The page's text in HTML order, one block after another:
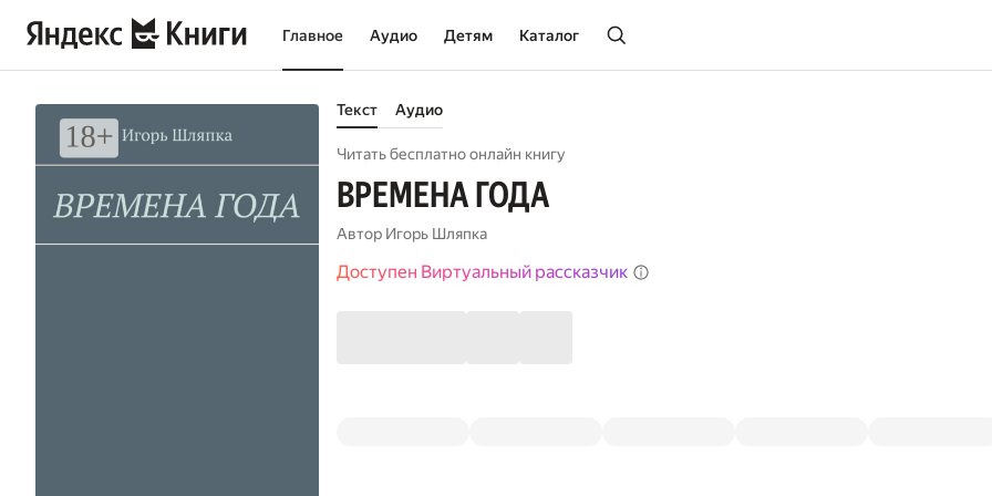
Главное Аудио Детям Каталог
Текст Аудио
Читать бесплатно онлайн книгу
ВРЕМЕНА ГОДА
Автор Игорь Шляпка
Доступен Виртуальный рассказчик